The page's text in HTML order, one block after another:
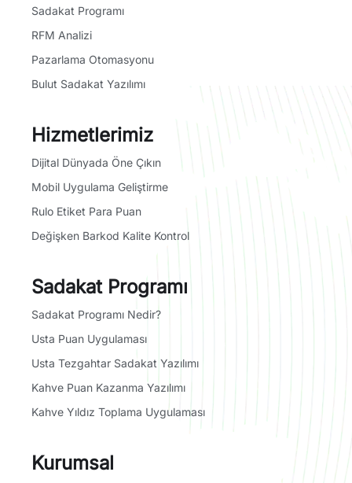
Sadakat Programı
RFM Analizi
Pazarlama Otomasyonu
Bulut Sadakat Yazılımı
Hizmetlerimiz
Dijital Dünyada Öne Çıkın
Mobil Uygulama Geliştirme
Rulo Etiket Para Puan
Değişken Barkod Kalite Kontrol
Sadakat Programı
Sadakat Programı Nedir?
Usta Puan Uygulaması
Usta Tezgahtar Sadakat Yazılımı
Kahve Puan Kazanma Yazılımı
Kahve Yıldız Toplama Uygulaması
Kurumsal